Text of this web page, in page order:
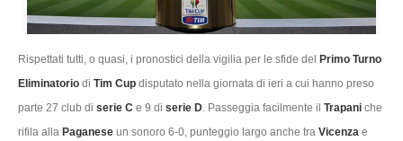
Rispettati tutti, o quasi, i pronostici della vigilia per le sfide del
Primo Turno
Eliminatorio di Tim Cup disputato nella giornata di ieri a cui hanno preso
parte 27 club di serie C e 9 di serie D. Passeggia facilmente il Trapani che
rifila alla Paganese un sonoro 6-0, punteggio largo anche tra Vicenza e